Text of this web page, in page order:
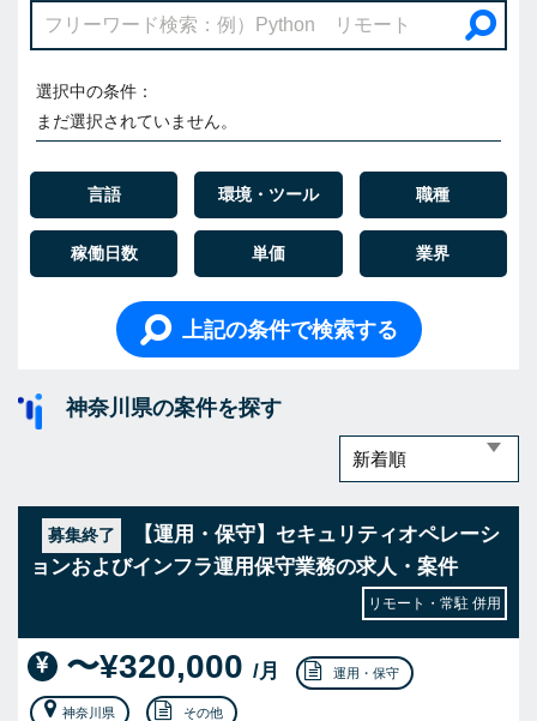
選択中の条件：
まだ選択されていません。
言語 環境・ツール 職種
稼働日数 単価 業界
上記の条件で検索する
神奈川県の案件を探す
募集終了
【運用・保守】セキュリティオペレーシ
ョンおよびインフラ運用保守業務の求人・案件
リモート・常駐 併用
〜¥320,000 /月 運用・保守
神奈川県 その他